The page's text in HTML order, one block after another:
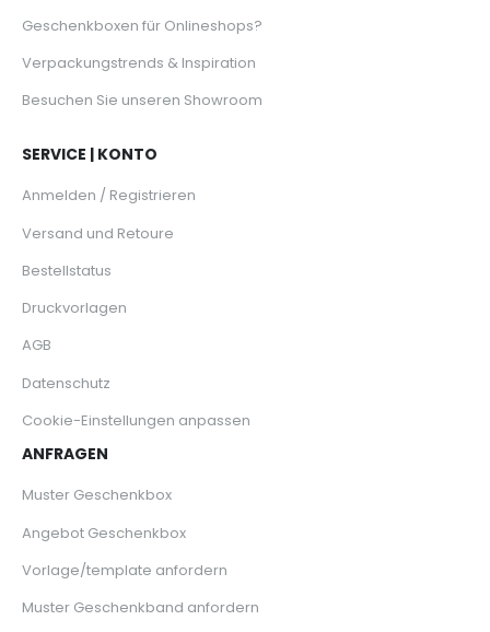
Geschenkboxen für Onlineshops?
Verpackungstrends & Inspiration
Besuchen Sie unseren Showroom
SERVICE | KONTO
Anmelden / Registrieren
Versand und Retoure
Bestellstatus
Druckvorlagen
AGB
Datenschutz
Cookie-Einstellungen anpassen
ANFRAGEN
Muster Geschenkbox
Angebot Geschenkbox
Vorlage/template anfordern
Muster Geschenkband anfordern